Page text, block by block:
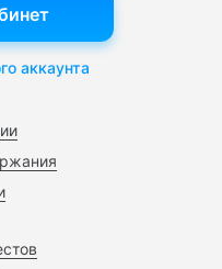
аккаунта